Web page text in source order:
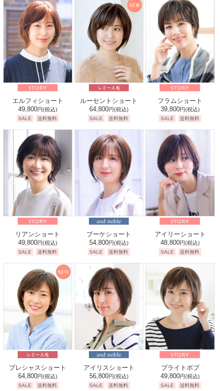
エルフィショート
49,800円(税込)
SALE 送料無料
ルーセントショート
64,800円(税込)
SALE 送料無料
フラムショート
39,800円(税込)
SALE 送料無料
リアンショート
49,800円(税込)
SALE 送料無料
ブーケショート
54,800円(税込)
SALE 送料無料
アイリーショート
48,800円(税込)
SALE 送料無料
プレシャスショート
64,800円(税込)
SALE 送料無料
アイリスショート
56,800円(税込)
SALE 送料無料
ブライトボブ
49,800円(税込)
SALE 送料無料